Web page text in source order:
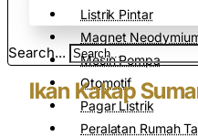
Listrik Pintar
Magnet
Mesin Pompa
Otomotif
Pagar Listrik
Peralatan Rumah
Search...
Ikan Kakap